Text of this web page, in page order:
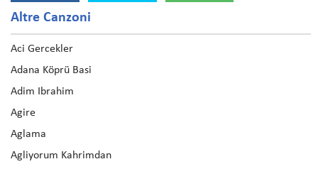
Altre Canzoni
Aci Gercekler
Adana Köprü Basi
Adim Ibrahim
Agire
Aglama
Agliyorum Kahrimdan